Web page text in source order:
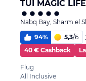
Nabq Bay, Sharm el
94% 5,3/6
40 € Cashback
Flug
All Inclusive